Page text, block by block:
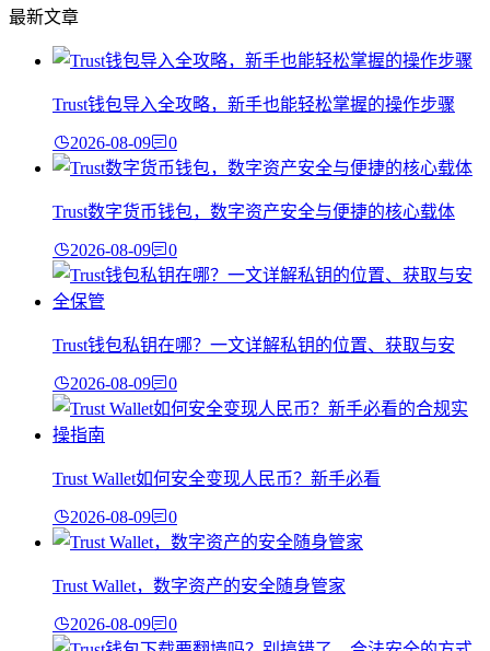
最新文章
Trust钱包导入全攻略，新手也能轻松掌握的操作步骤
2026-08-09 0
Trust数字货币钱包，数字资产安全与便捷的核心载体
2026-08-09 0
Trust钱包私钥在哪？一文详解私钥的位置、获取与安
2026-08-09 0
Trust Wallet如何安全变现人民币？新手必看
2026-08-09 0
Trust Wallet，数字资产的安全随身管家
2026-08-09 0